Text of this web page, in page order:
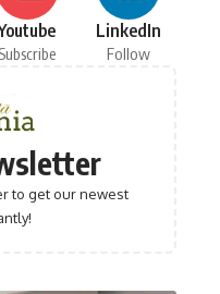
Subscribe
LinkedIn
Follow
to get our newest